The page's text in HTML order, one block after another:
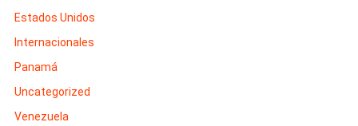
Estados Unidos
Internacionales
Panamá
Uncategorized
Venezuela